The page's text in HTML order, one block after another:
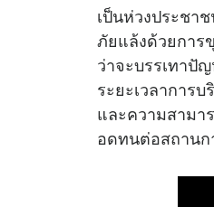
เป็นห่วงประชา
ภัยแล้งด้วยการ
ว่าจะบรรเทาปั
ระยะเวลาการ
และความสามา
อดทนต่อสถาน